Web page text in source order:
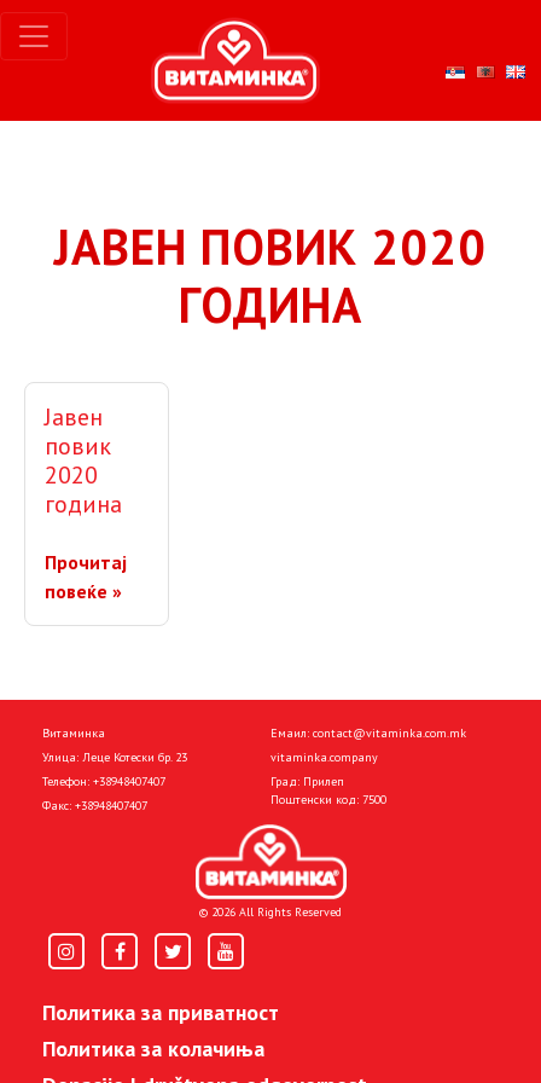
ЈАВЕН ПОВИК 2020
ГОДИНА
Јавен
повик
2020
година
Прочитај
повеќе »
Витаминка
Улица: Леце Котески бр. 23
Телефон: +38948407407
Факс: +38948407407
Емаил: contact@vitaminka.com.mk
vitaminka.company
Град: Прилеп
Поштенски код: 7500
© 2026 All Rights Reserved
Политика за приватност
Политика за колачиња